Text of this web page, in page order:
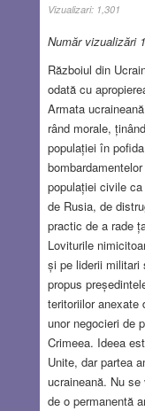
Vizualizari: 1,301
Număr vizualizări
Războiul din
odată cu
Armata
rând morale,
populației în
populației civile
de Rusia, de
practic de a rade
Loviturile
și pe liderii
propus
teritoriilor anexate
unor negocieri de
Crimeea. Ideea
Unite, dar partea
ucraineană. Nu
de o permanentă